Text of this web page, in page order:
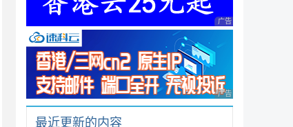
广告 商业广告，理性
广告 商业广告，理性
最近更新的内容